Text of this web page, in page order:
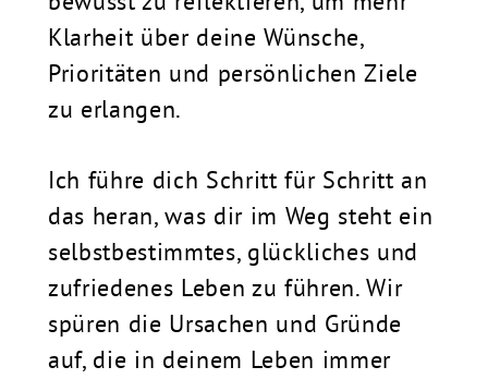
Klarheit über deine Wünsche,
Prioritäten und persönlichen Ziele
zu erlangen.
Ich führe dich Schritt für Schritt an
das heran, was dir im Weg steht ein
selbstbestimmtes, glückliches und
zufriedenes Leben zu führen. Wir
spüren die Ursachen und Gründe
auf, die in deinem Leben immer